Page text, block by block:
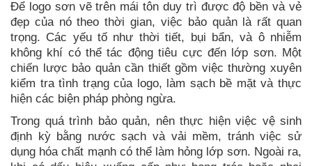
Để logo sơn vẽ trên mái tôn duy trì được độ bền và vẻ
đẹp của nó theo thời gian, việc bảo quản là rất quan
trọng. Các yếu tố như thời tiết, bụi bẩn, và ô nhiễm
không khí có thể tác động tiêu cực đến lớp sơn. Một
chiến lược bảo quản cần thiết gồm việc thường xuyên
kiểm tra tình trạng của logo, làm sạch bề mặt và thực
hiện các biện pháp phòng ngừa.
Trong quá trình bảo quản, nên thực hiện việc vệ sinh
định kỳ bằng nước sạch và vải mềm, tránh việc sử
dụng hóa chất mạnh có thể làm hỏng lớp sơn. Ngoài ra,